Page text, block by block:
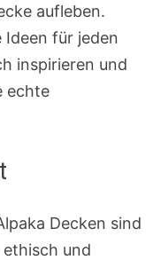
aufleben.
Ideen für jeden
inspirieren und
echte
Decken sind
und